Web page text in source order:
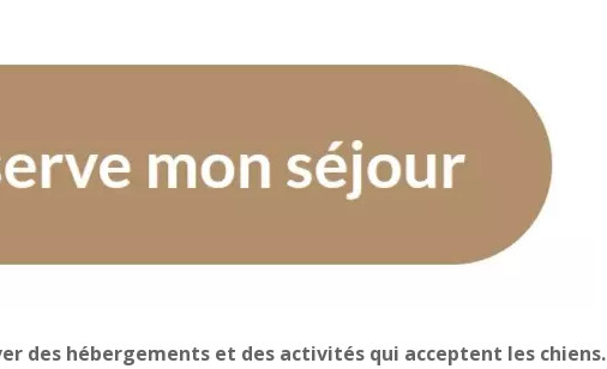
des hébergements et des activités qui acceptent les chiens.